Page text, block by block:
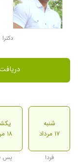
دکترا
شنبه
۱۷ مرداد
فردا
۱۸ مرداد
پس